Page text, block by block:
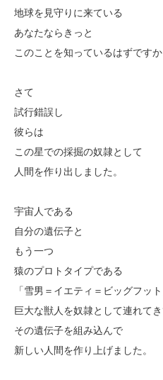
地球を見守りに来ている
あなたならきっと
このことを知っているはずですか
さて
試行錯誤し
彼らは
この星での採掘の奴隷として
人間を作り出しました。
宇宙人である
自分の遺伝子と
もう一つ
猿のプロトタイプである
「雪男＝イエティ＝ビッグフッ
巨大な獣人を奴隷として連れて
その遺伝子を組み込んで
新しい人間を作り上げました。